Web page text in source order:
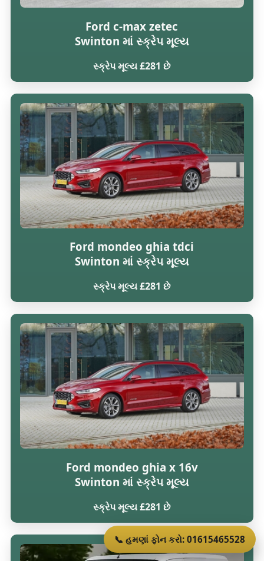
Ford c-max zetec
Swinton માં સ્ક્રેપ મૂલ્ય
સ્ક્રેપ મૂલ્ય £281 છે
Ford mondeo ghia tdci
Swinton માં સ્ક્રેપ મૂલ્ય
સ્ક્રેપ મૂલ્ય £281 છે
Ford mondeo ghia x 16v
Swinton માં સ્ક્રેપ મૂલ્ય
સ્ક્રેપ મૂલ્ય £281 છે
📞 હમણાં ફોન કરો: 01615465528